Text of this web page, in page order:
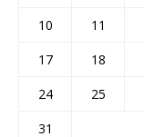
10
11
17
18
24
25
31